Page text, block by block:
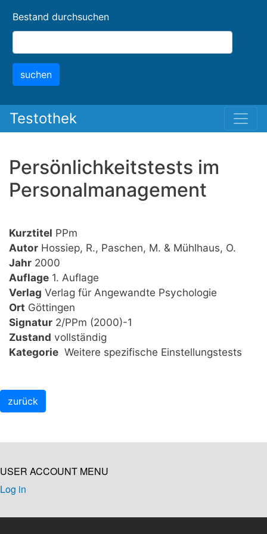
content
Bestand durchsuchen
suchen
Testothek
Persönlichkeitstests im
Personalmanagement
Kurztitel PPm
Autor Hossiep, R., Paschen, M. & Mühlhaus, O.
Jahr 2000
Auflage 1. Auflage
Verlag Verlag für Angewandte Psychologie
Ort Göttingen
Signatur 2/PPm (2000)-1
Zustand vollständig
Kategorie Weitere spezifische Einstellungstests
USER ACCOUNT MENU
Log in